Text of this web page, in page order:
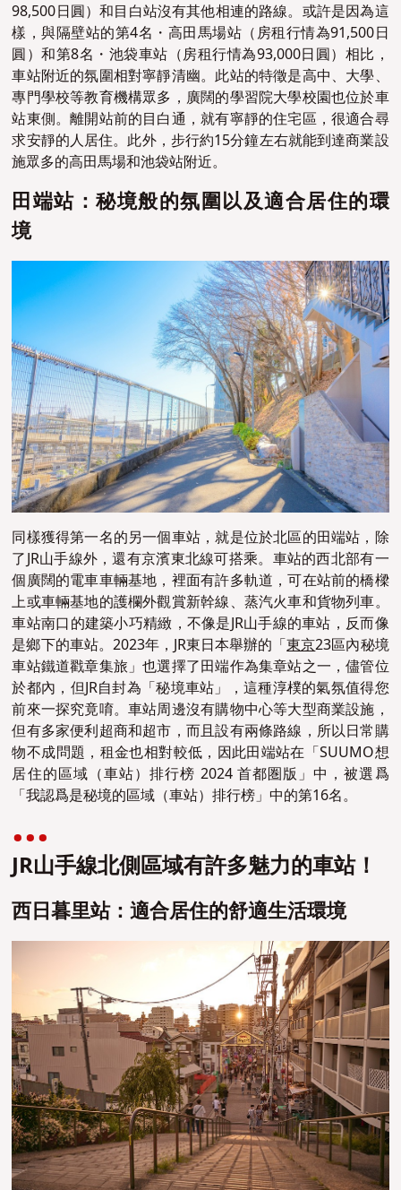
98,500日圓）和目白站沒有其他相連的路線。或許是因為這
樣，與隔壁站的第4名・高田馬場站（房租行情為91,500日
圓）和第8名・池袋車站（房租行情為93,000日圓）相比，
車站附近的氛圍相對寧靜清幽。此站的特徵是高中、大學、
專門學校等教育機構眾多，廣闊的學習院大學校園也位於車
站東側。離開站前的目白通，就有寧靜的住宅區，很適合尋
求安靜的人居住。此外，步行約15分鐘左右就能到達商業設
施眾多的高田馬場和池袋站附近。
田端站：秘境般的氛圍以及適合居住的環
境
同樣獲得第一名的另一個車站，就是位於北區的田端站，除
了JR山手線外，還有京濱東北線可搭乘。車站的西北部有一
個廣闊的電車車輛基地，裡面有許多軌道，可在站前的橋樑
上或車輛基地的護欄外觀賞新幹線、蒸汽火車和貨物列車。
車站南口的建築小巧精緻，不像是JR山手線的車站，反而像
是鄉下的車站。2023年，JR東日本舉辦的「東京23區內秘境
車站鐵道戳章集旅」也選擇了田端作為集章站之一，儘管位
於都內，但JR自封為「秘境車站」，這種淳樸的氣氛值得您
前來一探究竟唷。車站周邊沒有購物中心等大型商業設施，
但有多家便利超商和超市，而且設有兩條路線，所以日常購
物不成問題，租金也相對較低，因此田端站在「SUUMO想
居住的區域（車站）排行榜 2024 首都圏版」中 ，被選爲
「我認爲是秘境的區域 （車站）排行榜」中的第16名。
JR山手線北側區域有許多魅力的車站！
西日暮里站：適合居住的舒適生活環境